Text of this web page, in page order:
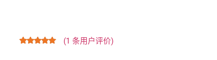
(1 条用户评价)